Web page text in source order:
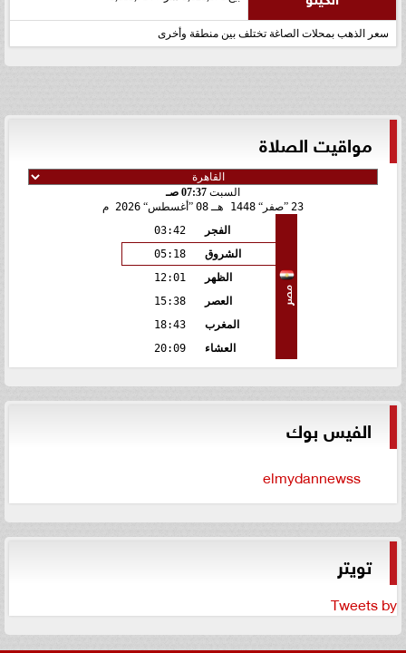
سعر الذهب بمحلات الصاغة تختلف بين منطقة وأخرى
مواقيت الصلاة
السبت 07:37 صـ
23
صفر 1448 هـ 08 أغسطس 2026 م
مصر
الفجر
03:42
الشروق
05:18
الظهر
12:01
العصر
15:38
المغرب
18:43
العشاء
20:09
الفيس بوك
elmydannewss
تويتر
Tweets by